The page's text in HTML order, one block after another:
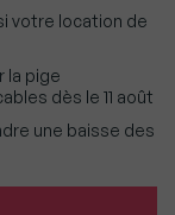
votre location de
la pige
dès le 11 août
une baisse des